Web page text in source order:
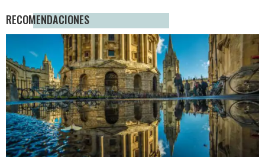
RECOMENDACIONES